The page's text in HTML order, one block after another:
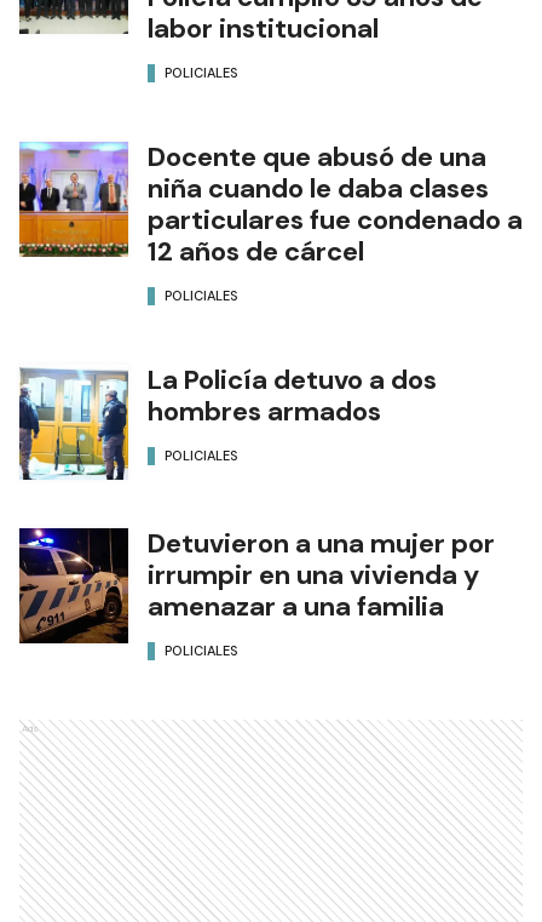
labor institucional
POLICIALES
Docente que abusó de una
niña cuando le daba clases
particulares fue condenado a
12 años de cárcel
POLICIALES
La Policía detuvo a dos
hombres armados
POLICIALES
Detuvieron a una mujer por
irrumpir en una vivienda y
amenazar a una familia
POLICIALES
Ads